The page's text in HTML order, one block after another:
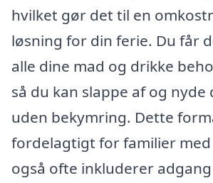
hvilket gør det til en
løsning for din ferie. Du får
alle dine mad og drikke
så du kan slappe af og nyde
uden bekymring. Dette
fordelagtigt for familier
også ofte inkluderer